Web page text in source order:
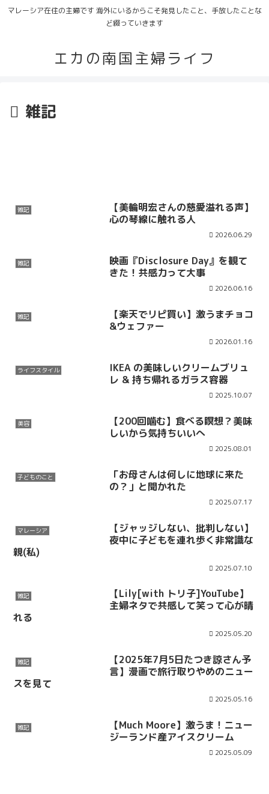
マレーシア在住の主婦です 海外にいるからこそ発見したこと、手放したことな
ど綴っていきます
エカの南国主婦ライフ
雑記
雑記
【美輪明宏さんの慈愛溢れる声】
心の琴線に触れる人
2026.06.29
雑記
映画『Disclosure Day』を観て
きた！共感力って大事
2026.06.16
雑記
【楽天でリピ買い】激うまチョコ
&ウェファー
2026.01.16
ライフスタイル
IKEA の美味しいクリームブリュ
レ & 持ち帰れるガラス容器
2025.10.07
美容
【200回噛む】食べる瞑想？美味
しいから気持ちいいへ
2025.08.01
子どものこと
「お母さんは何しに地球に来た
の？」と聞かれた
2025.07.17
マレーシア
【ジャッジしない、批判しない】
夜中に子どもを連れ歩く非常識な
親(私)
2025.07.10
雑記
【Lily[with トリ子]YouTube】
主婦ネタで共感して笑って心が晴
れる
2025.05.20
雑記
【2025年7月5日たつき諒さん予
言】漫画で旅行取りやめのニュー
スを見て
2025.05.16
雑記
【Much Moore】激うま！ニュー
ジーランド産アイスクリーム
2025.05.09